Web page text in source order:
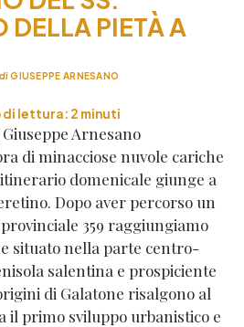
DELLA PIETÀ A
diGIUSEPPE ARNESANO
di lettura: 2 minuti
Arnesano
di minacciose nuvole cariche
domenicale giunge a
Dopo aver percorso un
359 raggiungiamo
situato nella parte centro-
salentina e prospiciente
di Galatone risalgono al
il primo sviluppo urbanistico e